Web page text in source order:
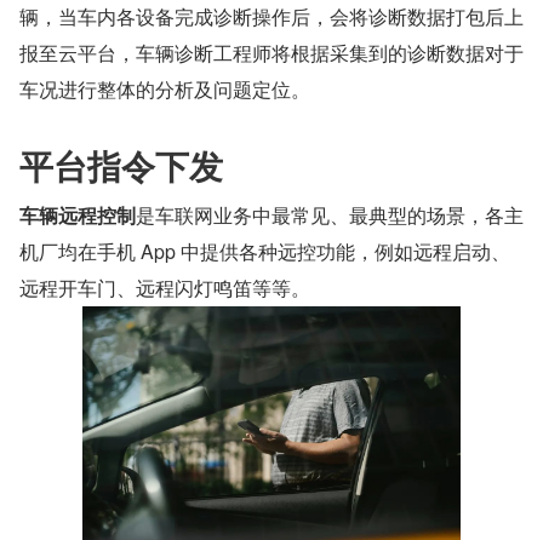
辆，当车内各设备完成诊断操作后，会将诊断数据打包后上
报至云平台，车辆诊断工程师将根据采集到的诊断数据对于
车况进行整体的分析及问题定位。
平台指令下发
车辆远程控制是车联网业务中最常见、最典型的场景，各主
机厂均在手机 App 中提供各种远控功能，例如远程启动、
远程开车门、远程闪灯鸣笛等等。